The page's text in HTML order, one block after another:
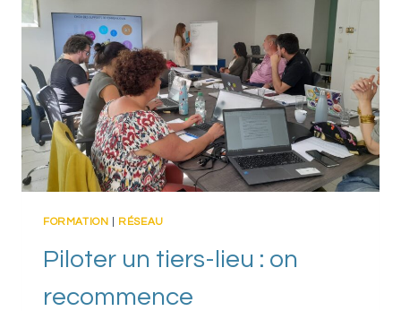
FORMATION RÉSEAU
Piloter un tiers-lieu : on
recommence